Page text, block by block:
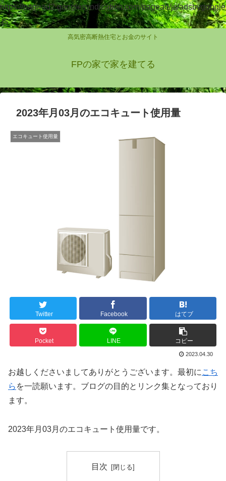
https://pagead2.googlesyndication.com/pagead/js/adsbygoogle
.js
高気密高断熱住宅とお金のサイト
FPの家で家を建てる
2023年月03月のエコキュート使用量
エコキュート使用量
Twitter Facebook はてブ
Pocket LINE コピー
2023.04.30
お越しくださいましてありがとうございます。最初に こち
ら を一読願います。ブログの目的とリンク集となっており
ます。
2023年月03月のエコキュート使用量です。
目次